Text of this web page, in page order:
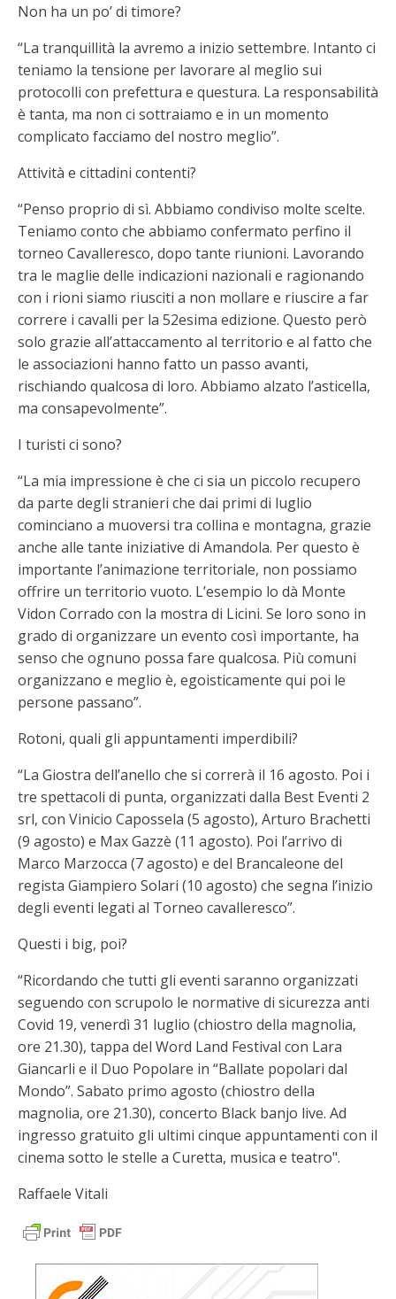
Non ha un po’ di timore?
“La tranquillità la avremo a inizio settembre. Intanto ci
teniamo la tensione per lavorare al meglio sui
protocolli con prefettura e questura. La responsabilità
è tanta, ma non ci sottraiamo e in un momento
complicato facciamo del nostro meglio”.
Attività e cittadini contenti?
“Penso proprio di sì. Abbiamo condiviso molte scelte.
Teniamo conto che abbiamo confermato perfino il
torneo Cavalleresco, dopo tante riunioni. Lavorando
tra le maglie delle indicazioni nazionali e ragionando
con i rioni siamo riusciti a non mollare e riuscire a far
correre i cavalli per la 52esima edizione. Questo però
solo grazie all’attaccamento al territorio e al fatto che
le associazioni hanno fatto un passo avanti,
rischiando qualcosa di loro. Abbiamo alzato l’asticella,
ma consapevolmente”.
I turisti ci sono?
“La mia impressione è che ci sia un piccolo recupero
da parte degli stranieri che dai primi di luglio
cominciano a muoversi tra collina e montagna, grazie
anche alle tante iniziative di Amandola. Per questo è
importante l’animazione territoriale, non possiamo
offrire un territorio vuoto. L’esempio lo dà Monte
Vidon Corrado con la mostra di Licini. Se loro sono in
grado di organizzare un evento così importante, ha
senso che ognuno possa fare qualcosa. Più comuni
organizzano e meglio è, egoisticamente qui poi le
persone passano”.
Rotoni, quali gli appuntamenti imperdibili?
“La Giostra dell’anello che si correrà il 16 agosto. Poi i
tre spettacoli di punta, organizzati dalla Best Eventi 2
srl, con Vinicio Capossela (5 agosto), Arturo Brachetti
(9 agosto) e Max Gazzè (11 agosto). Poi l’arrivo di
Marco Marzocca (7 agosto) e del Brancaleone del
regista Giampiero Solari (10 agosto) che segna l’inizio
degli eventi legati al Torneo cavalleresco”.
Questi i big, poi?
“Ricordando che tutti gli eventi saranno organizzati
seguendo con scrupolo le normative di sicurezza anti
Covid 19, venerdì 31 luglio (chiostro della magnolia,
ore 21.30), tappa del Word Land Festival con Lara
Giancarli e il Duo Popolare in “Ballate popolari dal
Mondo”. Sabato primo agosto (chiostro della
magnolia, ore 21.30), concerto Black banjo live. Ad
ingresso gratuito gli ultimi cinque appuntamenti con il
cinema sotto le stelle a Curetta, musica e teatro".
Raffaele Vitali